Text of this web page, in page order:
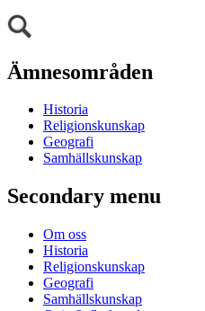
Ämnesområden
Historia
Religionskunskap
Geografi
Samhällskunskap
Secondary menu
Om oss
Historia
Religionskunskap
Geografi
Samhällskunskap